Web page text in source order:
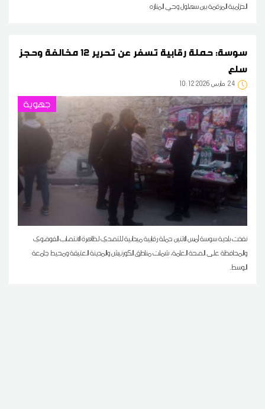
الحزامية المرقمة بين سهلول وحي المنازه
سوسة: حملة رقابية تسفر عن تحرير 12 مخالفة وحجز
سلع
24 10:12 2026 مارس
جهوية
نفذت بلدية سوسة أمس الاثنين حملة رقابية ميدانية للتصدي لظاهرة الانتصاب الفوضوي
والمحافظة على الصحة العامة، شملت مناطق الكورنيش والمدينة العتيقة ومحيط جامعة
الوسط.